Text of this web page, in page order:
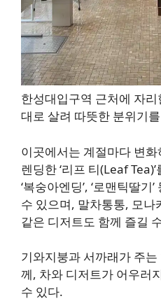
한성대입구역 근처에 자
대로 살려 따뜻한 분위기
이곳에서는 계절마다 변
렌딩한 ‘리프 티(Leaf
‘복숭아엔딩’, ‘로맨틱딸
수 있으며, 말차통통, 모
같은 디저트도 함께 즐길
기와지붕과 서까래가 주
께, 차와 디저트가 어우러
수 있다.